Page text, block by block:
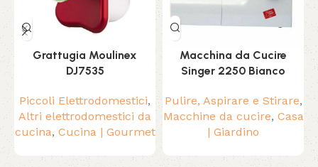
Grattugia Moulinex
DJ7535
Piccoli Elettrodomestici,
Altri elettrodomestici da
cucina, Cucina | Gourmet
Macchina da Cucire
Singer 2250 Bianco
Pulire, Aspirare e Stirare,
Macchine da cucire, Casa
| Giardino